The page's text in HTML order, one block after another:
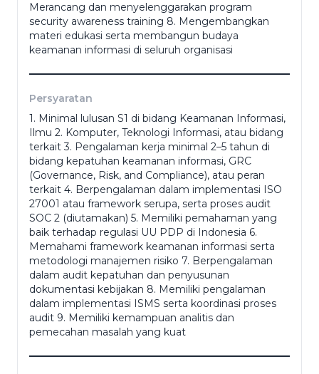
Merancang dan menyelenggarakan program
security awareness training 8. Mengembangkan
materi edukasi serta membangun budaya
keamanan informasi di seluruh organisasi
Persyaratan
1. Minimal lulusan S1 di bidang Keamanan Informasi,
Ilmu 2. Komputer, Teknologi Informasi, atau bidang
terkait 3. Pengalaman kerja minimal 2–5 tahun di
bidang kepatuhan keamanan informasi, GRC
(Governance, Risk, and Compliance), atau peran
terkait 4. Berpengalaman dalam implementasi ISO
27001 atau framework serupa, serta proses audit
SOC 2 (diutamakan) 5. Memiliki pemahaman yang
baik terhadap regulasi UU PDP di Indonesia 6.
Memahami framework keamanan informasi serta
metodologi manajemen risiko 7. Berpengalaman
dalam audit kepatuhan dan penyusunan
dokumentasi kebijakan 8. Memiliki pengalaman
dalam implementasi ISMS serta koordinasi proses
audit 9. Memiliki kemampuan analitis dan
pemecahan masalah yang kuat
Jenis Kelamin *
Resume*
Apply